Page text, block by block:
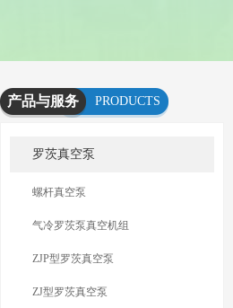
产品与服务
PRODUCTS
罗茨真空泵
螺杆真空泵
气冷罗茨泵真空机组
ZJP型罗茨真空泵
ZJ型罗茨真空泵